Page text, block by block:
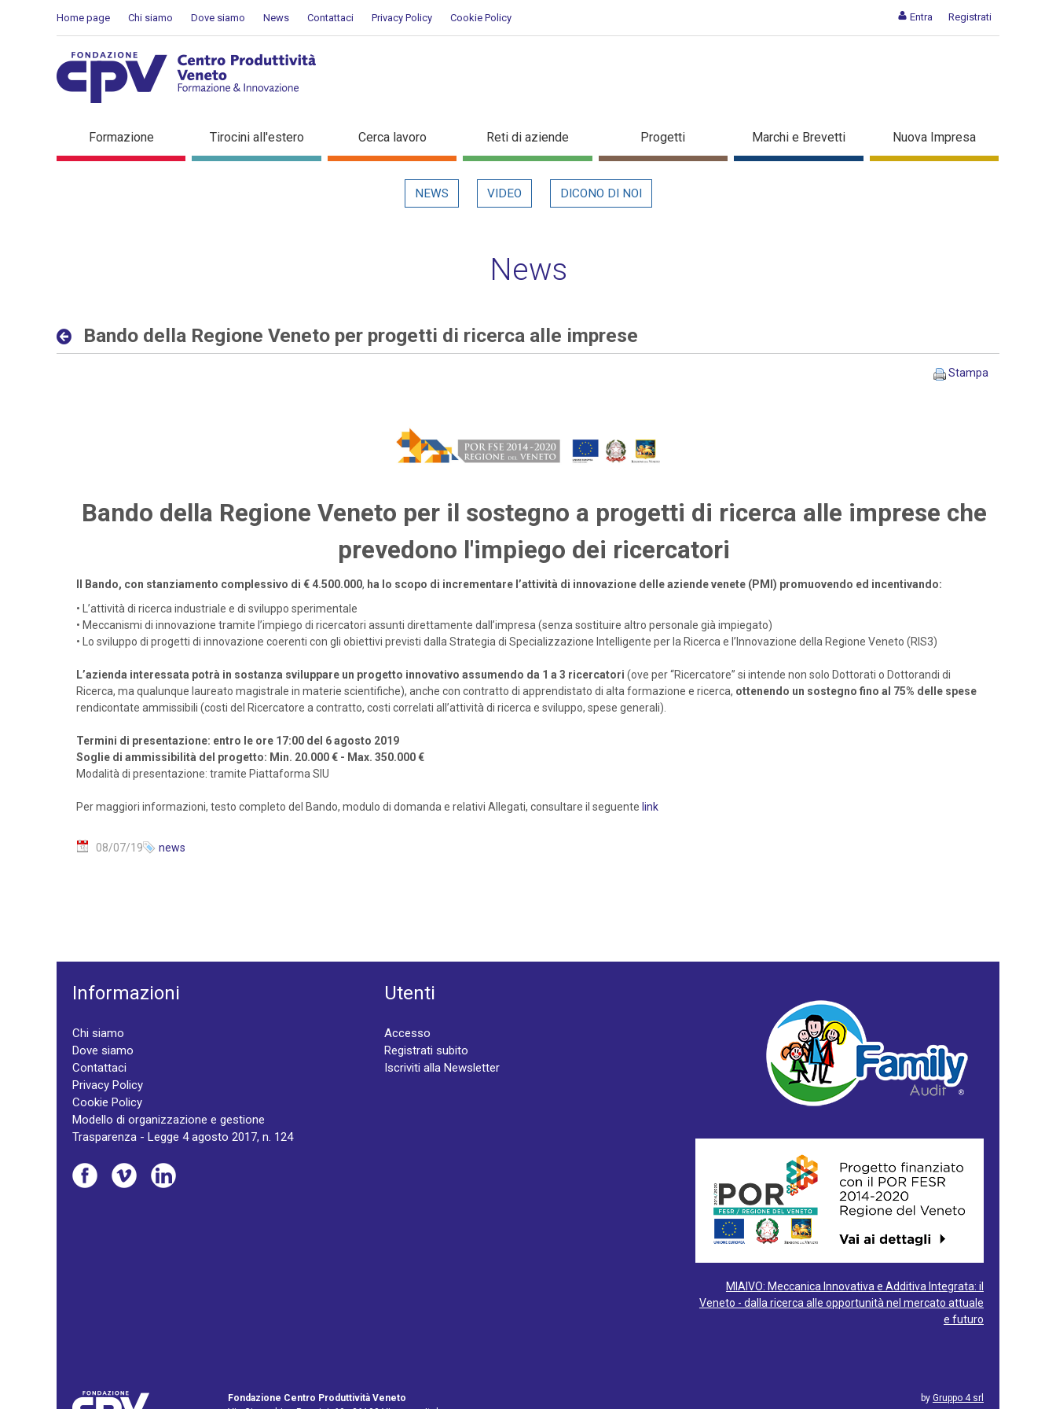
Entra Registrati
Home page Chi siamo Dove siamo News Contattaci Privacy Policy Cookie Policy
Bando della Regione Veneto per progetti di ricerca alle imprese - Dettaglio in evidenza
Formazione Tirocini all'estero Cerca lavoro Reti di aziende Progetti Marchi e Brevetti Nuova Impresa
NEWS VIDEO DICONO DI NOI
News
Bando della Regione Veneto per progetti di ricerca alle imprese
Stampa
Bando della Regione Veneto per il sostegno a progetti di ricerca alle imprese che
prevedono l'impiego dei ricercatori
Il Bando, con stanziamento complessivo di € 4.500.000, ha lo scopo di incrementare l’attività di innovazione delle aziende venete (PMI) promuovendo ed incentivando:
• L’attività di ricerca industriale e di sviluppo sperimentale
• Meccanismi di innovazione tramite l’impiego di ricercatori assunti direttamente dall’impresa (senza sostituire altro personale già impiegato)
• Lo sviluppo di progetti di innovazione coerenti con gli obiettivi previsti dalla Strategia di Specializzazione Intelligente per la Ricerca e l’Innovazione della Regione Veneto (RIS3)
L’azienda interessata potrà in sostanza sviluppare un progetto innovativo assumendo da 1 a 3 ricercatori (ove per “Ricercatore” si intende non solo Dottorati o Dottorandi di
Ricerca, ma qualunque laureato magistrale in materie scientifiche), anche con contratto di apprendistato di alta formazione e ricerca, ottenendo un sostegno fino al 75% delle spese
rendicontate ammissibili (costi del Ricercatore a contratto, costi correlati all’attività di ricerca e sviluppo, spese generali).
Termini di presentazione: entro le ore 17:00 del 6 agosto 2019
Soglie di ammissibilità del progetto: Min. 20.000 € - Max. 350.000 €
Modalità di presentazione: tramite Piattaforma SIU
Per maggiori informazioni, testo completo del Bando, modulo di domanda e relativi Allegati, consultare il seguente link
08/07/19 news
Informazioni
Chi siamo
Dove siamo
Contattaci
Privacy Policy
Cookie Policy
Modello di organizzazione e gestione
Trasparenza - Legge 4 agosto 2017, n. 124
Utenti
Accesso
Registrati subito
Iscriviti alla Newsletter
MIAIVO: Meccanica Innovativa e Additiva Integrata: il
Veneto - dalla ricerca alle opportunità nel mercato attuale
e futuro
Fondazione Centro Produttività Veneto
by Gruppo 4 srl